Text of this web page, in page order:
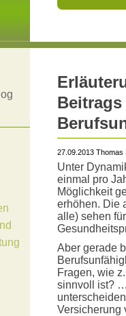
27.09.2013 Thomas
Unter
einmal pro
Möglichkeit
erhöhen. Die
alle) sehen
Aber gerade
Fragen, wie
sinnvoll ist?
Versicherung